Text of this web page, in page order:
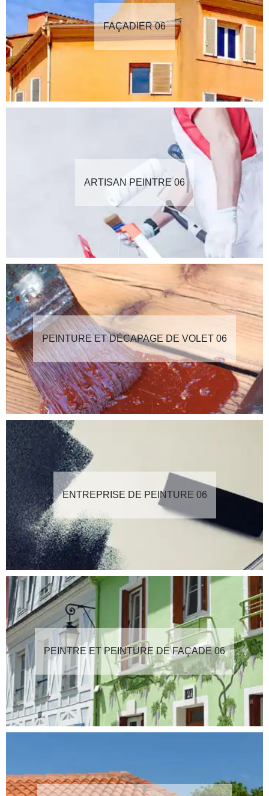
FAÇADIER 06
ARTISAN PEINTRE 06
PEINTURE ET DÉCAPAGE DE VOLET 06
ENTREPRISE DE PEINTURE 06
PEINTRE ET PEINTURE DE FAÇADE 06